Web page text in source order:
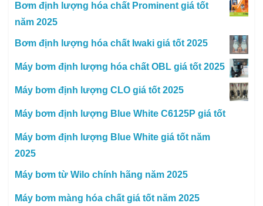
Bơm định lượng hóa chất Prominent giá tốt
năm 2025
Bơm định lượng hóa chất Iwaki giá tốt 2025
Máy bơm định lượng hóa chất OBL giá tốt 2025
Máy bơm định lượng CLO giá tốt 2025
Máy bơm định lượng Blue White C6125P giá tốt
Máy bơm định lượng Blue White giá tốt năm
2025
Máy bơm từ Wilo chính hãng năm 2025
Máy bơm màng hóa chất giá tốt năm 2025